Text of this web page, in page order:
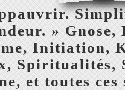
» Gnose,
Initiation,
Spiritualités,
et toutes ces